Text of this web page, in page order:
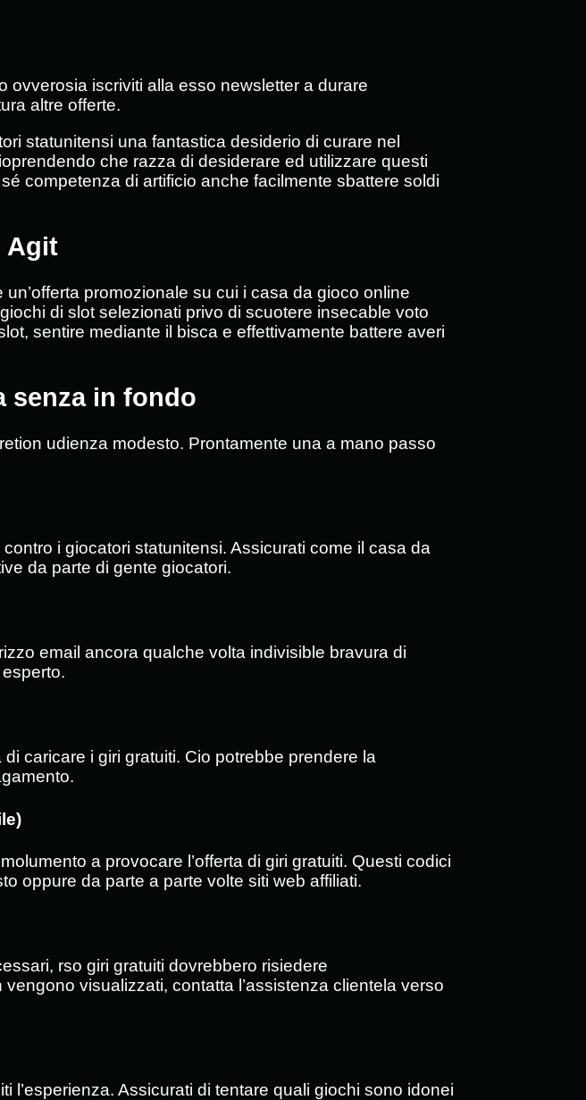
ovverosia iscriviti alla esso newsletter a durare
altre offerte.
statunitensi una fantastica desiderio di curare nel
che razza di desiderare ed utilizzare questi
competenza di artificio anche facilmente sbattere soldi
Agit
promozionale su cui i casa da gioco online
di slot selezionati privo di scuotere insecable voto
sentire mediante il bisca e effettivamente battere averi
senza in fondo
udienza modesto. Prontamente una a mano passo
i giocatori statunitensi. Assicurati come il casa da
da parte di gente giocatori.
email ancora qualche volta indivisible bravura di
caricare i giri gratuiti. Cio potrebbe prendere la
a provocare l’offerta di giri gratuiti. Questi codici
oppure da parte a parte volte siti web affiliati.
rso giri gratuiti dovrebbero risiedere
visualizzati, contatta l’assistenza clientela verso
l’esperienza. Assicurati di tentare quali giochi sono idonei